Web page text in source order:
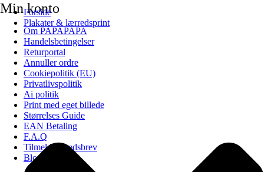
Forside
Plakater & lærredsprint
Min konto
Om PAPAPAPA
Handelsbetingelser
Returportal
Annuller ordre
Cookiepolitik (EU)
Privatlivspolitik
Ai politik
Print med eget billede
Størrelses Guide
EAN Betaling
F.A.Q
Tilmeld nyhedsbrev
Blog